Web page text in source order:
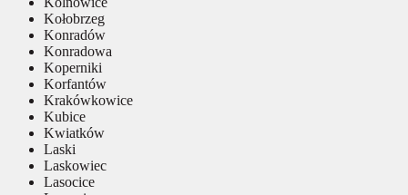
Kołobrzeg
Konradów
Konradowa
Koperniki
Korfantów
Krakówkowice
Kubice
Kwiatków
Laski
Laskowiec
Lasocice